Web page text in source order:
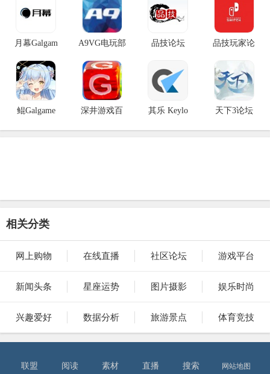
月幕Galgam A9VG电玩部 品技论坛 品技玩家论
鲲Galgame 深井游戏百 其乐 Keylo 天下3论坛
相关分类
网上购物 在线直播 社区论坛 游戏平台
新闻头条 星座运势 图片摄影 娱乐时尚
兴趣爱好 数据分析 旅游景点 体育竞技
联盟 阅读 素材 直播 搜索 网站地图